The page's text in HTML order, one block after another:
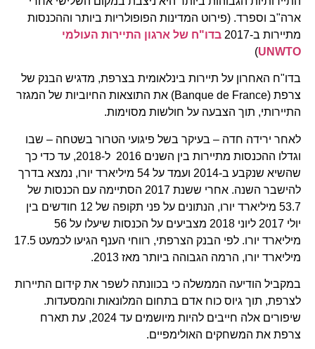
ארה"ב וספרד. (פירוט המדינות הפופולריות ביותר וההכנסות
מתיירות ב-2017
בדו"ח של ארגון התיירות העולמי
UNWTO
)
בדו"ח האחרון על תיירות בינלאומית בצרפת, מדגיש הבנק של
צרפת (Banque de France) את התוצאות החיוביות של המגזר
התיירותי, תוך הצבעה על חולשות מסוימות.
לאחר ירידה חדה – בעיקר בשל פיגועי הטרור בשטחה – שבו
וגדלו ההכנסות מתיירות בין השנים 2016 ל-2018, עד כדי כך
שהשיא שנקבע ב-2014 ועמד על 54 מיליארד יורו, נמצא בדרך
להישבר השנה. אחרי ששנת 2017 הסתיימה עם הכנסות של
53.7 מיליארד יורו, הנתונים על פני תקופה של 12 חודשים בין
יולי 2017 ליוני 2018 מצביעים על הכנסות שיעלו על 56
מיליארד יורו. לפי הבנק הצרפתי, רווחי הענף הגיעו לכמעט 17.5
מיליארד יורו, הרמה הגבוהה ביותר מאז 2013.
במקביל הודיעה הממשלה כי בכוונתה לשפר את קידום התיירות
לצרפת, תוך גיוס כוח אדם בתחום המלונאות והמסעדות.
שיפורים אלה חייבים להיות מיושמים עד 2024, עת תארח
צרפת את המשחקים האולימפיים.